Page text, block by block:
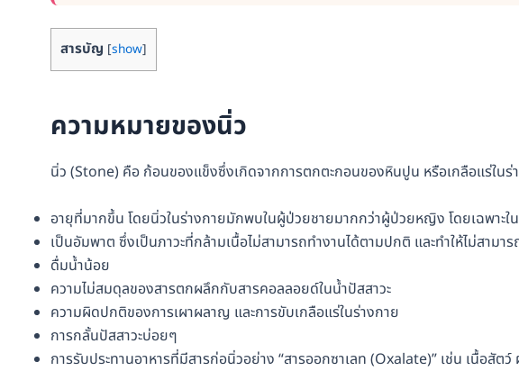
สารบัญ [show]
ความหมายของนิ่ว
นิ่ว (Stone) คือ ก้อนของแข็งซึ่งเกิดจากการตกตะกอนของหินปูน หรือเกลือแร่ในร่
อายุที่มากขึ้น โดยนิ่วในร่างกายมักพบในผู้ป่วยชายมากกว่าผู้ป่วยหญิง โดยเฉพาะใ
เป็นอัมพาต ซึ่งเป็นภาวะที่กล้ามเนื้อไม่สามารถทำงานได้ตามปกติ และทำให้ไม่สามา
ดื่มน้ำน้อย
ความไม่สมดุลของสารตกผลึกกับสารคอลลอยด์ในน้ำปัสสาวะ
ความผิดปกติของการเผาผลาญ และการขับเกลือแร่ในร่างกาย
การกลั้นปัสสาวะบ่อยๆ
การรับประทานอาหารที่มีสารก่อนิ่วอย่าง “สารออกซาเลท (Oxalate)” เช่น เนื้อสัตว์